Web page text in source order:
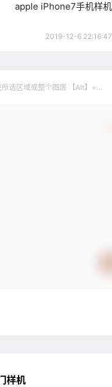
apple iPhone7手机样机
2019-12-6 22:16:47
选区域或整个图层 【Alt】+
样机